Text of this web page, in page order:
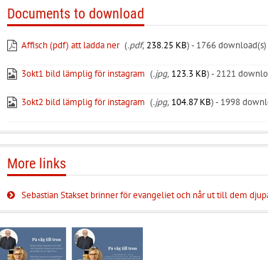
Documents to download
Affisch (pdf) att ladda ner (.pdf,238.25 KB) - 1766 download(s)
3okt1 bild lämplig för instagram (.jpg, 123.3 KB) - 2121
3okt2 bild lämplig för instagram (.jpg, 104.87 KB) - 1998
More links
Sebastian Stakset brinner för evangeliet och når ut till dem